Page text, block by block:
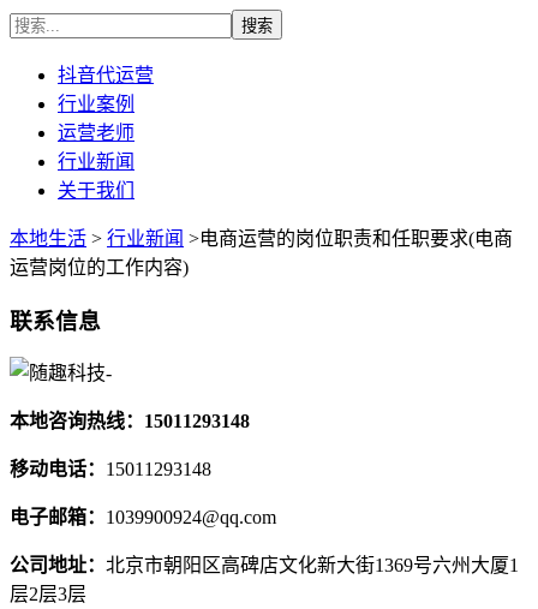
抖音代运营
行业案例
运营老师
行业新闻
关于我们
本地生活 > 行业新闻 >电商运营的岗位职责和任职要求(电商
运营岗位的工作内容)
联系信息
本地咨询热线：15011293148
移动电话： 15011293148
电子邮箱： 1039900924@qq.com
公司地址： 北京市朝阳区高碑店文化新大街1369号六州大厦1
层2层3层